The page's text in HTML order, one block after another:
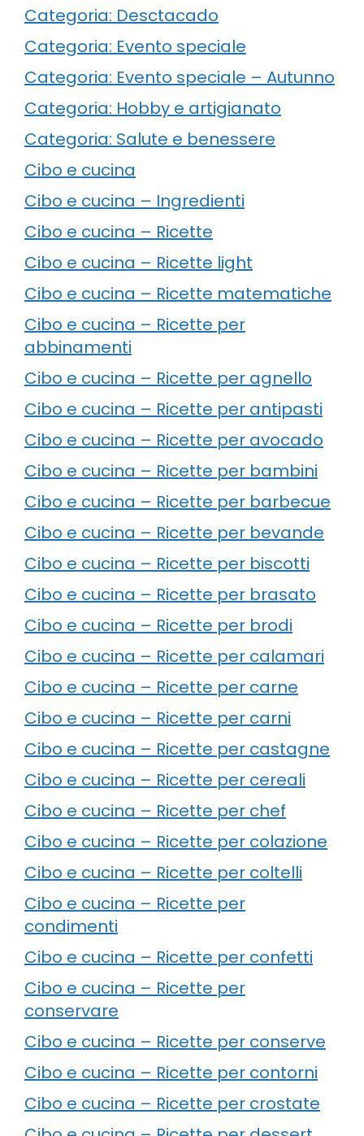
Categoria: Desctacado
Categoria: Evento speciale
Categoria: Evento speciale – Autunno
Categoria: Hobby e artigianato
Categoria: Salute e benessere
Cibo e cucina
Cibo e cucina – Ingredienti
Cibo e cucina – Ricette
Cibo e cucina – Ricette light
Cibo e cucina – Ricette matematiche
Cibo e cucina – Ricette per
abbinamenti
Cibo e cucina – Ricette per agnello
Cibo e cucina – Ricette per antipasti
Cibo e cucina – Ricette per avocado
Cibo e cucina – Ricette per bambini
Cibo e cucina – Ricette per barbecue
Cibo e cucina – Ricette per bevande
Cibo e cucina – Ricette per biscotti
Cibo e cucina – Ricette per brasato
Cibo e cucina – Ricette per brodi
Cibo e cucina – Ricette per calamari
Cibo e cucina – Ricette per carne
Cibo e cucina – Ricette per carni
Cibo e cucina – Ricette per castagne
Cibo e cucina – Ricette per cereali
Cibo e cucina – Ricette per chef
Cibo e cucina – Ricette per colazione
Cibo e cucina – Ricette per coltelli
Cibo e cucina – Ricette per
condimenti
Cibo e cucina – Ricette per confetti
Cibo e cucina – Ricette per
conservare
Cibo e cucina – Ricette per conserve
Cibo e cucina – Ricette per contorni
Cibo e cucina – Ricette per crostate